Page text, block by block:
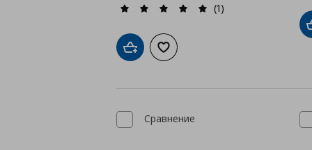
(1)
Добави в кошницата
Добави към списъка с любими
Сравнение